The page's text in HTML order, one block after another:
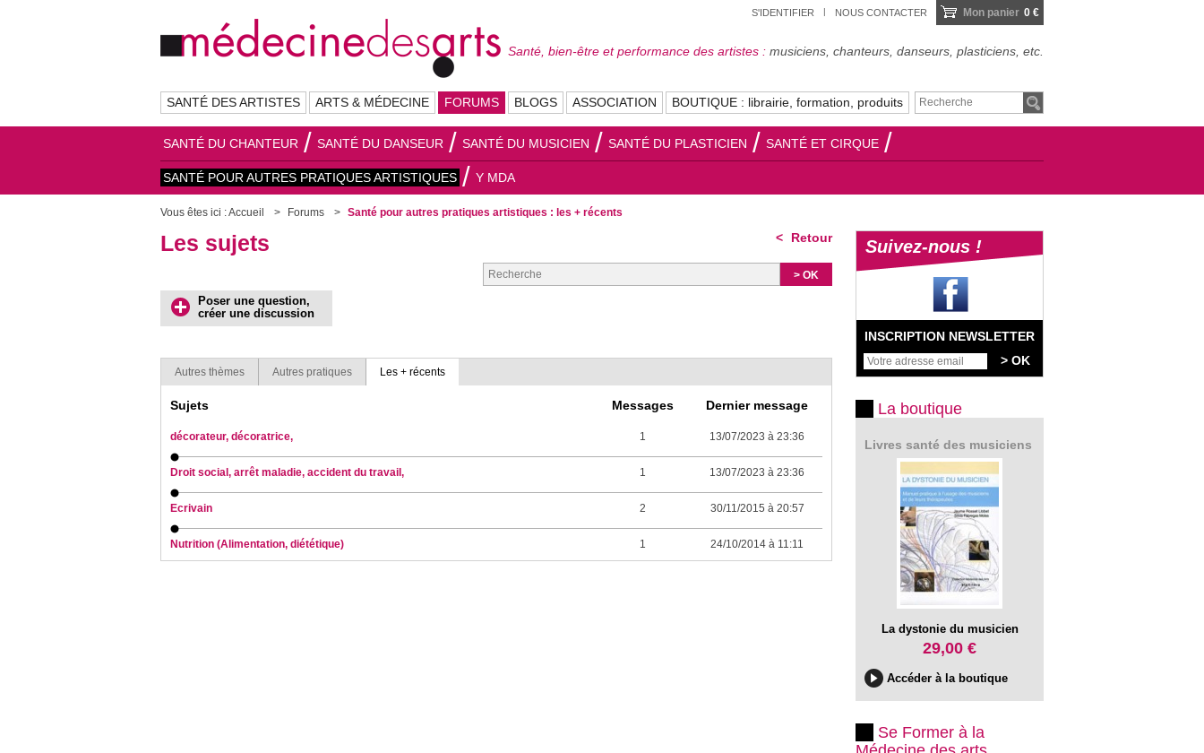
S'IDENTIFIER NOUS CONTACTER Mon panier 0 €
Santé, bien-être et performance des artistes : musiciens, chanteurs, danseurs, plasticiens, etc.
SANTÉ DES ARTISTES ARTS & MÉDECINE FORUMS BLOGS ASSOCIATION BOUTIQUE : librairie, formation, produits
SANTÉ DU CHANTEUR SANTÉ DU DANSEUR SANTÉ DU MUSICIEN SANTÉ DU PLASTICIEN SANTÉ ET CIRQUE
SANTÉ POUR AUTRES PRATIQUES ARTISTIQUES Y MDA
Vous êtes ici :Accueil Forums Santé pour autres pratiques artistiques : les + récents
Retour
Les sujets
Poser une question,
créer une discussion
Autres thèmes Autres pratiques Les + récents
Sujets Messages Dernier message
décorateur, décoratrice, 1 13/07/2023 à 23:36
Droit social, arrêt maladie, accident du travail, 1 13/07/2023 à 23:36
Ecrivain 2 30/11/2015 à 20:57
Nutrition (Alimentation, diététique) 1 24/10/2014 à 11:11
Suivez-nous !
INSCRIPTION NEWSLETTER
La boutique
Livres santé des musiciens
La dystonie du musicien
29,00 €
Accéder à la boutique
Se Former à la